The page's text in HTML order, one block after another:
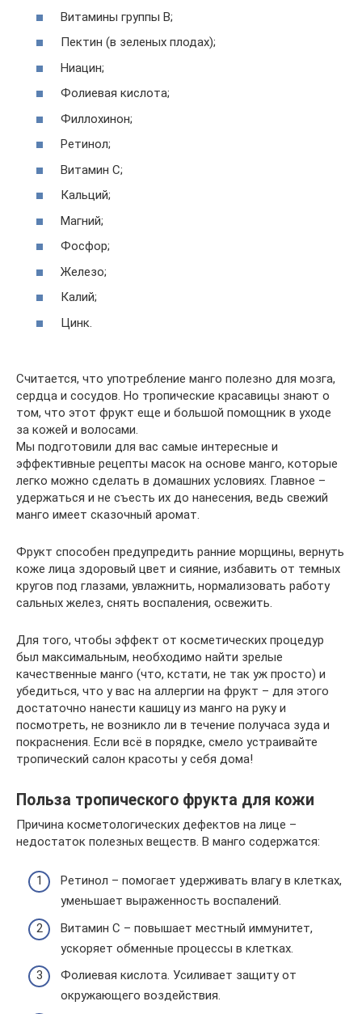
Витамины группы В;
Пектин (в зеленых плодах);
Ниацин;
Фолиевая кислота;
Филлохинон;
Ретинол;
Витамин С;
Кальций;
Магний;
Фосфор;
Железо;
Калий;
Цинк.
Считается, что употребление манго полезно для мозга,
сердца и сосудов. Но тропические красавицы знают о
том, что этот фрукт еще и большой помощник в уходе
за кожей и волосами.
Мы подготовили для вас самые интересные и
эффективные рецепты масок на основе манго, которые
легко можно сделать в домашних условиях. Главное –
удержаться и не съесть их до нанесения, ведь свежий
манго имеет сказочный аромат.
Фрукт способен предупредить ранние морщины, вернуть
коже лица здоровый цвет и сияние, избавить от темных
кругов под глазами, увлажнить, нормализовать работу
сальных желез, снять воспаления, освежить.
Для того, чтобы эффект от косметических процедур
был максимальным, необходимо найти зрелые
качественные манго (что, кстати, не так уж просто) и
убедиться, что у вас на аллергии на фрукт – для этого
достаточно нанести кашицу из манго на руку и
посмотреть, не возникло ли в течение получаса зуда и
покраснения. Если всё в порядке, смело устраивайте
тропический салон красоты у себя дома!
Польза тропического фрукта для кожи
Причина косметологических дефектов на лице –
недостаток полезных веществ. В манго содержатся:
Ретинол – помогает удерживать влагу в клетках,
уменьшает выраженность воспалений.
Витамин С – повышает местный иммунитет,
ускоряет обменные процессы в клетках.
Фолиевая кислота. Усиливает защиту от
окружающего воздействия.